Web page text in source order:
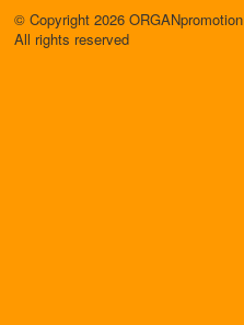
© Copyright 2026 ORGANpromotion
All rights reserved